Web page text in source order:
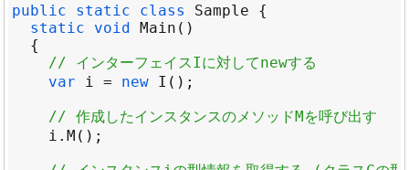
public
static class Sample
static
void Main
// インターフェイスIに対してnewする
var
i = new I
// 作成したインスタンスのメソッドMを呼び出す
i . M